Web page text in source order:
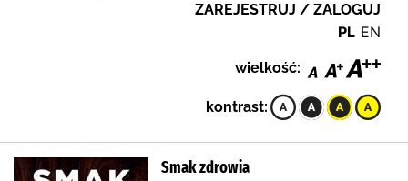
ZAREJESTRUJ / ZALOGUJ
PL EN
wielkość:
kontrast:
Smak zdrowia